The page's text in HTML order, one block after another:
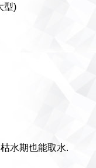
型)
水期也能取水.